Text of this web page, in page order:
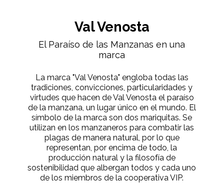
Val Venosta
El Paraíso de las Manzanas en una
marca
La marca "Val Venosta" engloba todas las
tradiciones, convicciones, particularidades y
virtudes que hacen de Val Venosta el paraíso
de la manzana, un lugar único en el mundo. El
símbolo de la marca son dos mariquitas. Se
utilizan en los manzaneros para combatir las
plagas de manera natural, por lo que
representan, por encima de todo, la
producción natural y la filosofía de
sostenibilidad que albergan todos y cada uno
de los miembros de la cooperativa VIP.